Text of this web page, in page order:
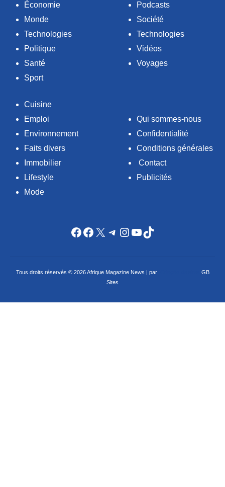
Économie
Monde
Technologies
Politique
Santé
Sport
Podcasts
Société
Technologies
Vidéos
Voyages
Cuisine
Emploi
Environnement
Faits divers
Immobilier
Lifestyle
Mode
Qui sommes-nous
Confidentialité
Conditions générales
Contact
Publicités
Facebook
Facebook
X Telegram
Instagram
YouTube
TikTok
Tous droits réservés © 2026 Afrique Magazine News | par
GB
Sites